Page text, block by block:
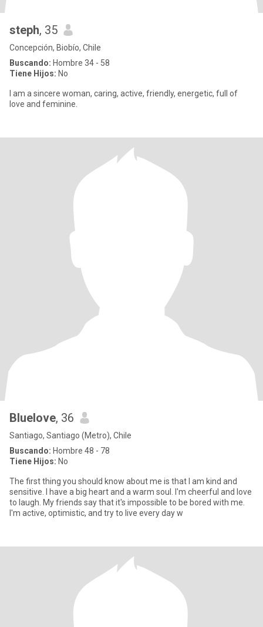
steph, 35
Concepción, Biobío, Chile
Buscando: Hombre 34 - 58
Tiene Hijos: No
I am a sincere woman, caring, active, friendly, energetic, full of
love and feminine.
Bluelove, 36
Santiago, Santiago (Metro), Chile
Buscando: Hombre 48 - 78
Tiene Hijos: No
The first thing you should know about me is that I am kind and
sensitive. I have a big heart and a warm soul. I'm cheerful and love
to laugh. My friends say that it's impossible to be bored with me.
I'm active, optimistic, and try to live every day w